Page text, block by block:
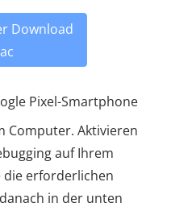
Download
Pixel-Smartphone
Computer. Aktivieren
auf Ihrem
die erforderlichen
in der unten